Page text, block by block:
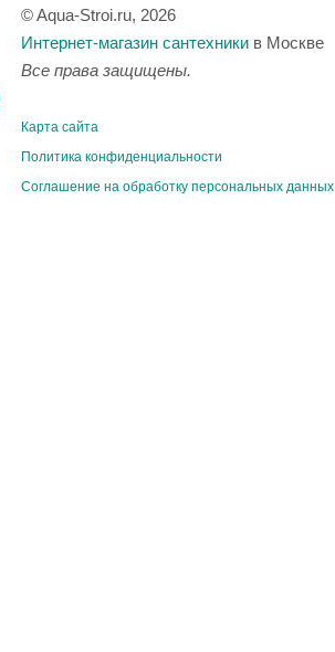
© Aqua-Stroi.ru, 2026
Интернет-магазин сантехники в Москве
Все права защищены.
Карта сайта
Политика конфиденциальности
Соглашение на обработку персональных данных